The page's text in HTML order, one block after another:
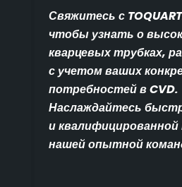
Свяжитесь с
чтобы узнать о
кварцевых трубках,
с учетом ваших
потребностей в CVD.
Наслаждайтесь
и
нашей опытной